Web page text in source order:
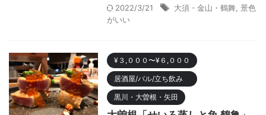
2022/3/21 大須・金山・鶴舞 景色
がいい
¥３,０００〜¥６,０００
居酒屋/バル/立ち飲み
黒川・大曽根・矢田